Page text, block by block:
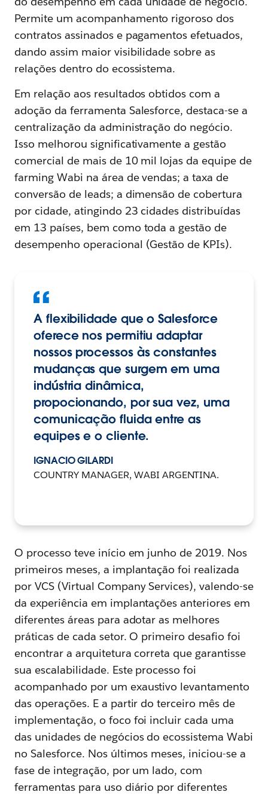
Permite um acompanhamento rigoroso dos
contratos assinados e pagamentos efetuados,
dando assim maior visibilidade sobre as
relações dentro do ecossistema.
Em relação aos resultados obtidos com a
adoção da ferramenta Salesforce, destaca-se a
centralização da administração do negócio.
Isso melhorou significativamente a gestão
comercial de mais de 10 mil lojas da equipe de
farming Wabi na área de vendas; a taxa de
conversão de leads; a dimensão de cobertura
por cidade, atingindo 23 cidades distribuídas
em 13 países, bem como toda a gestão de
desempenho operacional (Gestão de KPIs).
A flexibilidade que o Salesforce
oferece nos permitiu adaptar
nossos processos às constantes
mudanças que surgem em uma
indústria dinâmica,
propocionando, por sua vez, uma
comunicação fluida entre as
equipes e o cliente.
IGNACIO GILARDI
COUNTRY MANAGER, WABI ARGENTINA.
O processo teve início em junho de 2019. Nos
primeiros meses, a implantação foi realizada
por VCS (Virtual Company Services), valendo-se
da experiência em implantações anteriores em
diferentes áreas para adotar as melhores
práticas de cada setor. O primeiro desafio foi
encontrar a arquitetura correta que garantisse
sua escalabilidade. Este processo foi
acompanhado por um exaustivo levantamento
das operações. E a partir do terceiro mês de
implementação, o foco foi incluir cada uma
das unidades de negócios do ecossistema Wabi
no Salesforce. Nos últimos meses, iniciou-se a
fase de integração, por um lado, com
ferramentas para uso diário por diferentes